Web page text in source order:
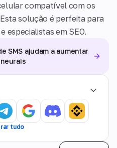
compatível com os
solução é perfeita para
especialistas em SEO.
SMS ajudam a aumentar
tudo